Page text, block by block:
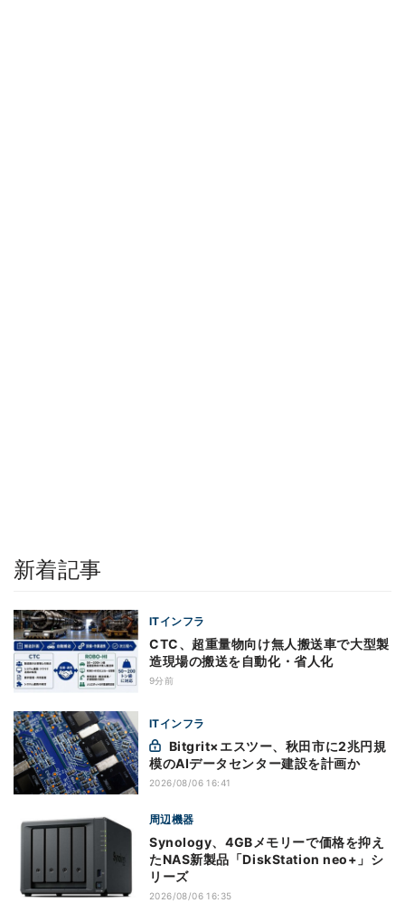
新着記事
ITインフラ
CTC、超重量物向け無人搬送車で大型製
造現場の搬送を自動化・省人化
9分前
ITインフラ
模のAIデータセンター建設を計画か
2026/08/06 16:41
周辺機器
Synology、4GBメモリーで価格を抑え
たNAS新製品「DiskStation neo+」シ
リーズ
2026/08/06 16:35